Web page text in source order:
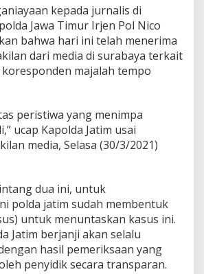
kepada jurnalis di
Jawa Timur Irjen Pol Nico
bahwa hari ini telah menerima
dari media di surabaya terkait
majalah tempo
peristiwa yang menimpa
ucap Kapolda Jatim usai
media, Selasa (30/3/2021)
dua ini, untuk
polda jatim sudah membentuk
untuk menuntaskan kasus ini.
Jatim berjanji akan selalu
hasil pemeriksaan yang
penyidik secara transparan.